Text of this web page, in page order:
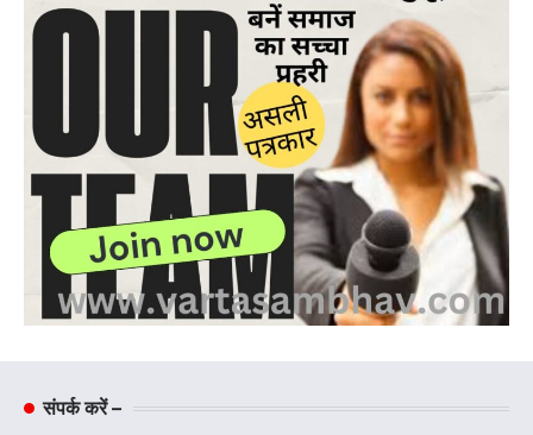
संपर्क करें –